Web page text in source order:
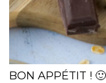
BON APPÉTIT ! 🙂